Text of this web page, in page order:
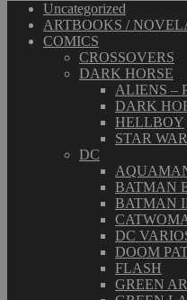
Uncategorized
ARTBOOKS /
COMICS
CROSSOVERS
DARK HORSE
ALIENS –
DARK
HELLBOY
STAR
DC
BATMAN
BATMAN
DC
DOOM
FLASH
GREEN